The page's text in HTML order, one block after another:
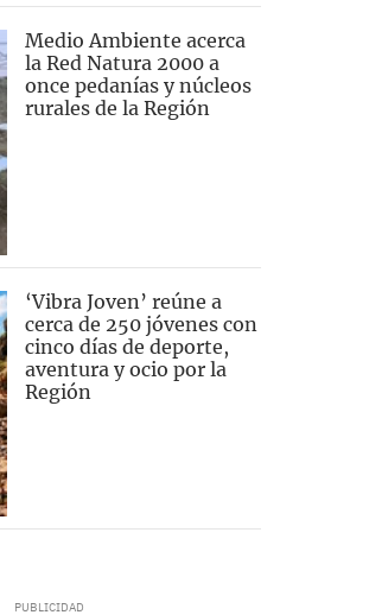
Medio Ambiente acerca
la Red Natura 2000 a
once pedanías y núcleos
rurales de la Región
‘Vibra Joven’ reúne a
cerca de 250 jóvenes con
cinco días de deporte,
aventura y ocio por la
Región